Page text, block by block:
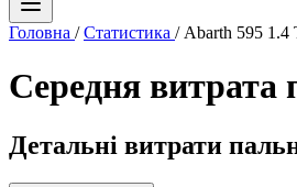
Головна / Статистика / Abarth 595 1.4
Середня витрата
Детальні витрати